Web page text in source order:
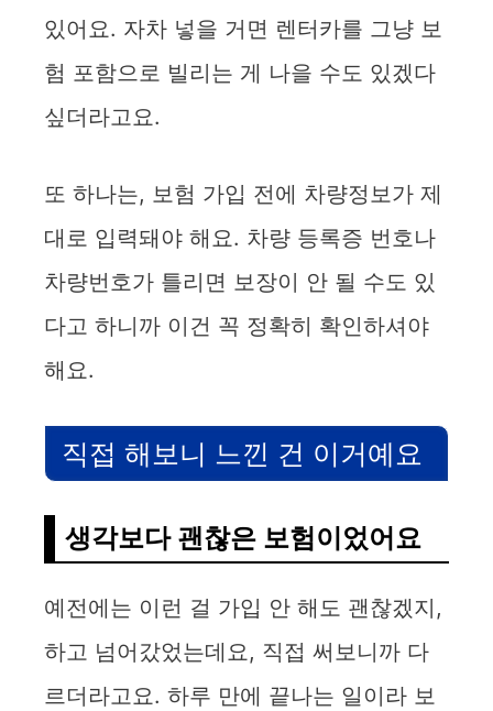
있어요. 자차 넣을 거면 렌터카를 그냥 보
험 포함으로 빌리는 게 나을 수도 있겠다
싶더라고요.
또 하나는, 보험 가입 전에 차량정보가 제
대로 입력돼야 해요. 차량 등록증 번호나
차량번호가 틀리면 보장이 안 될 수도 있
다고 하니까 이건 꼭 정확히 확인하셔야
해요.
직접 해보니 느낀 건 이거예요
생각보다 괜찮은 보험이었어요
예전에는 이런 걸 가입 안 해도 괜찮겠지,
하고 넘어갔었는데요, 직접 써보니까 다
르더라고요. 하루 만에 끝나는 일이라 보